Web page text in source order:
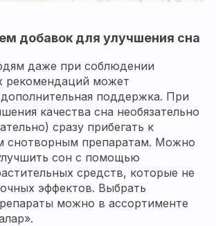
добавок для улучшения сна
даже при соблюдении
рекомендаций может
поддержка. При
качества сна необязательно
сразу прибегать к
снотворным препаратам. Можно
сон с помощью
средств, которые не
эффектов. Выбрать
можно в ассортименте